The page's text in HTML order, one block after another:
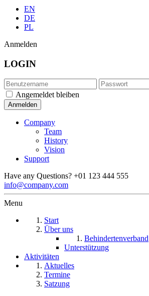
EN
DE
PL
Anmelden
LOGIN
Angemeldet bleiben
Company
Team
History
Vision
Support
Have any Questions? +01 123 444 555
info@company.com
Menu
Start
Über uns
Behindertenverband
Unterstützung
Aktivitäten
Aktuelles
Termine
Satzung